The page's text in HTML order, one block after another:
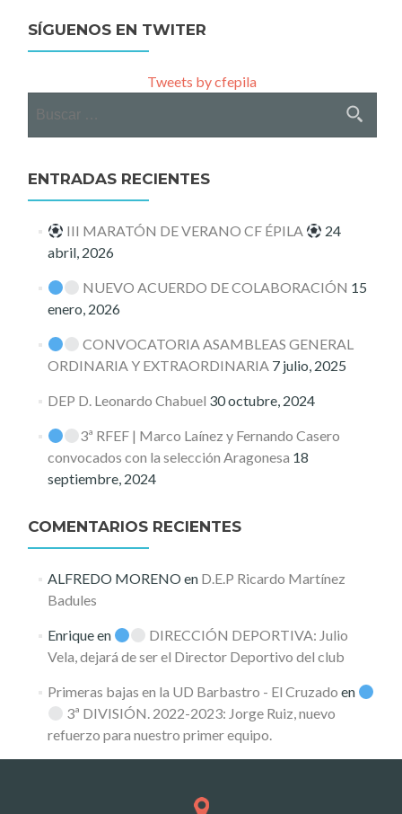
SÍGUENOS EN TWITER
Tweets by cfepila
ENTRADAS RECIENTES
III MARATÓN DE VERANO CF ÉPILA
24
abril, 2026
NUEVO ACUERDO DE COLABORACIÓN 15
enero, 2026
CONVOCATORIA ASAMBLEAS GENERAL
ORDINARIA Y EXTRAORDINARIA 7 julio, 2025
DEP D. Leonardo Chabuel 30 octubre, 2024
3ª RFEF | Marco Laínez y Fernando Casero
convocados con la selección Aragonesa 18
septiembre, 2024
COMENTARIOS RECIENTES
ALFREDO MORENOen D.E.P Ricardo Martínez
Badules
Enriqueen
DIRECCIÓN DEPORTIVA: Julio
Vela, dejará de ser el Director Deportivo del club
Primeras bajas en la UD Barbastro - El Cruzado en
3ª DIVISIÓN. 2022-2023: Jorge Ruiz, nuevo
refuerzo para nuestro primer equipo.